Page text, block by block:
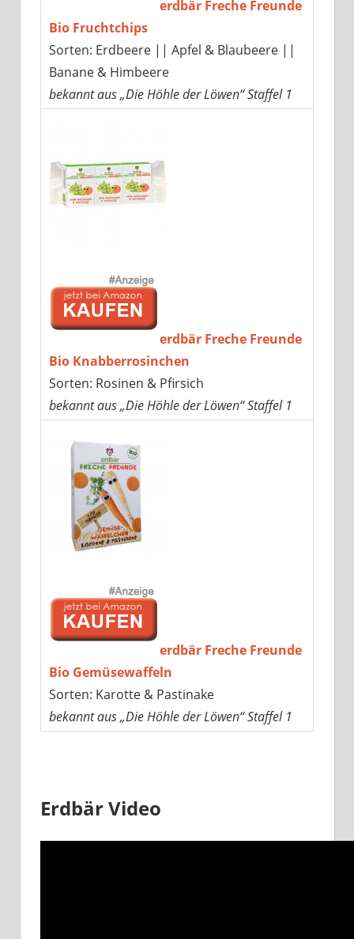
erdbär Freche Freunde
Bio Fruchtchips
Sorten: Erdbeere || Apfel & Blaubeere ||
Banane & Himbeere
bekannt aus „Die Höhle der Löwen“ Staffel 1
erdbär Freche Freunde
Bio Knabberrosinchen
Sorten: Rosinen & Pfirsich
bekannt aus „Die Höhle der Löwen“ Staffel 1
erdbär Freche Freunde
Bio Gemüsewaffeln
Sorten: Karotte & Pastinake
bekannt aus „Die Höhle der Löwen“ Staffel 1
Erdbär Video